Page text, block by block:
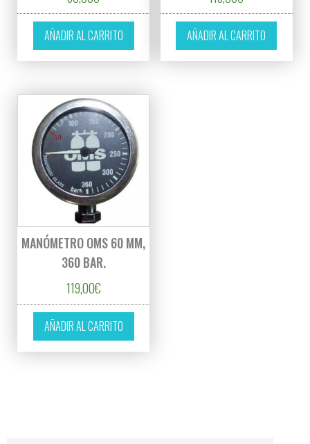
AÑADIR AL CARRITO AÑADIR AL CARRITO
MANÓMETRO OMS 60 MM,
360 BAR.
119,00€
AÑADIR AL CARRITO